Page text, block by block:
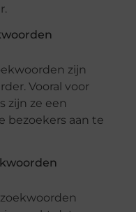
zijn
Vooral voor
zijn ze een
bezoekers aan te